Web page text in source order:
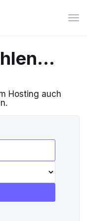
Hosting auch